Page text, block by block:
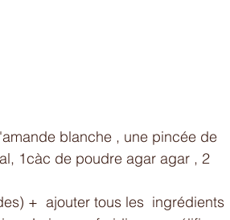
blanche , une pincée de
1càc de poudre agar agar , 2
+  ajouter tous les  ingrédients